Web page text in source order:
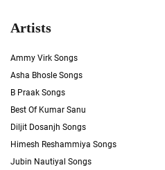
Artists
Ammy Virk Songs
Asha Bhosle Songs
B Praak Songs
Best Of Kumar Sanu
Diljit Dosanjh Songs
Himesh Reshammiya Songs
Jubin Nautiyal Songs